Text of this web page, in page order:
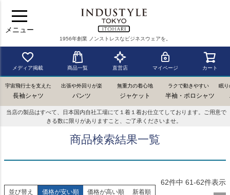
メニュー
1956年創業 ノンストレスなビジネスウェアを。
メディア掲載 商品一覧 直営店 マイページ カート
宇宙飛行士を支えた
長袖シャツ
出張や外回りが楽
パンツ
無重力の着心地
ジャケット
ラクで動きやすい
半袖・ポロシャツ
眠り
当店の製品はすべて、日本国内自社工場にて１着１着お仕立てしております。ご用意で
きる数に限りがありますこと、ご了承くださいませ。
商品検索結果一覧
並び替え 価格が安い順 価格が高い順 新着順
62件中 61-62件表示